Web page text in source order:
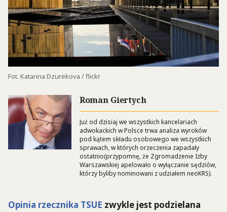
Fot. Katarina Dzurekova / flickr
Roman Giertych
Już od dzisiaj we wszystkich kancelariach
adwokackich w Polsce trwa analiza wyroków
pod kątem składu osobowego we wszystkich
sprawach, w których orzeczenia zapadały
ostatnio(przypomnę, że Zgromadzenie Izby
Warszawskiej apelowało o wyłączanie sędziów,
którzy byliby nominowani z udziałem neoKRS).
Opinia rzecznika TSUE zwykle jest podzielana